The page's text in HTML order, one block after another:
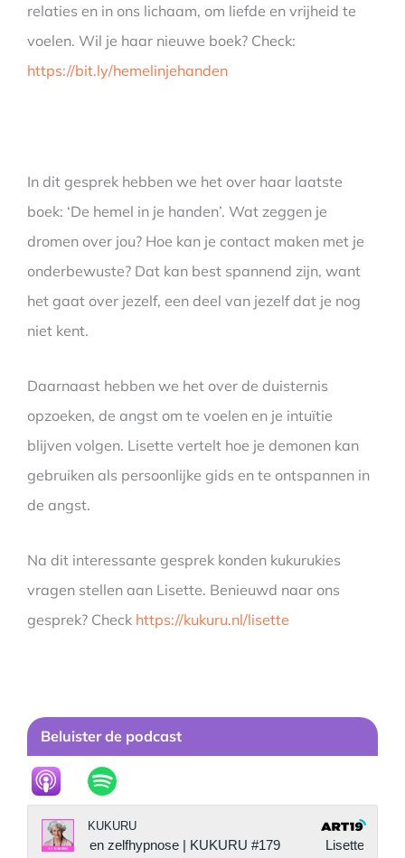
relaties en in ons lichaam, om liefde en vrijheid te
voelen. Wil je haar nieuwe boek? Check:
https://bit.ly/hemelinjehanden
In dit gesprek hebben we het over haar laatste
boek: ‘De hemel in je handen’. Wat zeggen je
dromen over jou? Hoe kan je contact maken met je
onderbewuste? Dat kan best spannend zijn, want
het gaat over jezelf, een deel van jezelf dat je nog
niet kent.
Daarnaast hebben we het over de duisternis
opzoeken, de angst om te voelen en je intuïtie
blijven volgen. Lisette vertelt hoe je demonen kan
gebruiken als persoonlijke gids en te ontspannen in
de angst.
Na dit interessante gesprek konden kukurukies
vragen stellen aan Lisette. Benieuwd naar ons
gesprek? Check https://kukuru.nl/lisette
Beluister de podcast